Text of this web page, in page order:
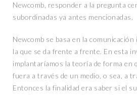
Newcomb, responder a la pregunta
subordinadas ya antes mencionadas.
Newcomb se basa en la
la que se da frente a frente. En esta
implantaríamos la teoría de forma en
fuera a través de un medio, o sea, a
Entonces la finalidad era saber si el